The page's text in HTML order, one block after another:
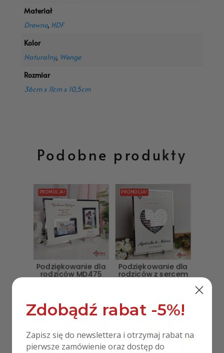
Materiał
Drewno, HDF
Kolor
Naturalny, Wenge
Rozmiar
36cm x 11cm x 10,5cm
Podobne produkty
PROMOCJA!
Podziękowanie dla
rodziców MD475
PROMOCJA!
Podziękowanie dla
rodziców z sercem
Zdobądź rabat -5%!
Zapisz się do newslettera i otrzymaj rabat na
pierwsze zamówienie oraz dostęp do